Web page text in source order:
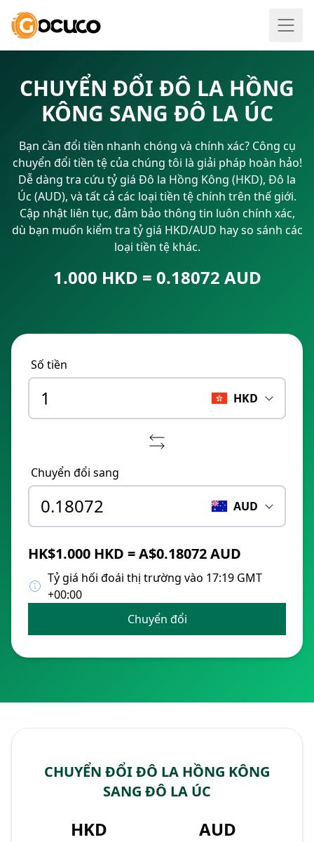
CHUYỂN ĐỔI ĐÔ LA HỒNG
KÔNG SANG ĐÔ LA ÚC
Bạn cần đổi tiền nhanh chóng và chính xác? Công cụ
chuyển đổi tiền tệ của chúng tôi là giải pháp hoàn hảo!
Dễ dàng tra cứu tỷ giá Đô la Hồng Kông (HKD), Đô la
Úc (AUD), và tất cả các loại tiền tệ chính trên thế giới.
Cập nhật liên tục, đảm bảo thông tin luôn chính xác,
dù bạn muốn kiểm tra tỷ giá HKD/AUD hay so sánh các
loại tiền tệ khác.
1.000 HKD = 0.18072 AUD
Số tiền
HKD
Chuyển đổi sang
AUD
HK$1.000 HKD = A$0.18072 AUD
Tỷ giá hối đoái thị trường vào 17:19 GMT
+00:00
Chuyển đổi
CHUYỂN ĐỔI ĐÔ LA HỒNG KÔNG
SANG ĐÔ LA ÚC
HKD AUD